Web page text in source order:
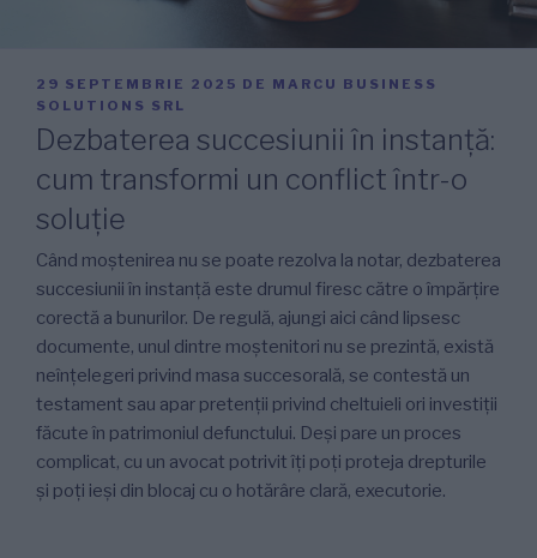
PUBLICAT
PE
29 SEPTEMBRIE 2025 DE MARCU BUSINESS
SOLUTIONS SRL
Dezbaterea succesiunii în instanță:
cum transformi un conflict într-o
soluție
Când moștenirea nu se poate rezolva la notar, dezbaterea
succesiunii în instanță este drumul firesc către o împărțire
corectă a bunurilor. De regulă, ajungi aici când lipsesc
documente, unul dintre moștenitori nu se prezintă, există
neînțelegeri privind masa succesorală, se contestă un
testament sau apar pretenții privind cheltuieli ori investiții
făcute în patrimoniul defunctului. Deși pare un proces
complicat, cu un avocat potrivit îți poți proteja drepturile
și poți ieși din blocaj cu o hotărâre clară, executorie.